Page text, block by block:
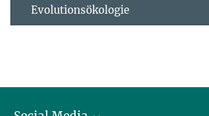
Evolutionsökologie